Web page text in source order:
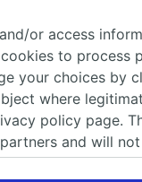
Pociągi z
Amsterdamu
Najszybsza
Dystans: 431
or access
to process
your choices by
where
policy page.
and will
be used for